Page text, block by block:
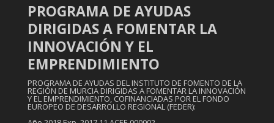
PROGRAMA DE AYUDAS
DIRIGIDAS A FOMENTAR LA
INNOVACIÓN Y EL
EMPRENDIMIENTO
PROGRAMA DE AYUDAS DEL INSTITUTO DE FOMENTO DE LA
REGIÓN DE MURCIA DIRIGIDAS A FOMENTAR LA INNOVACIÓN
Y EL EMPRENDIMIENTO, COFINANCIADAS POR EL FONDO
EUROPEO DE DESARROLLO REGIONAL (FEDER):